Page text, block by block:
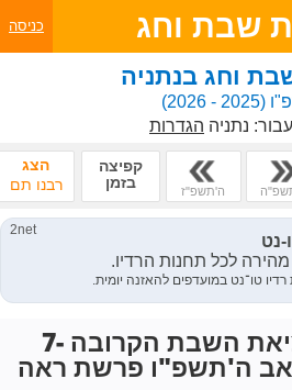
שבת וחג כניסה
וחג בנתניה
(2025 - 2026)
נתניה הגדרות
ה'תשפ"ז
קפיצה
בזמן
הצג
רבנו תם
זמני כניסת ויציאת השבת הקרובה 7-